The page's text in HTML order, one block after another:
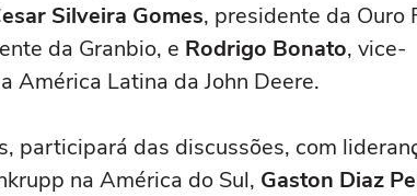
Silveira Gomes, presidente da Ouro
da Granbio, e Rodrigo Bonato, vice-
América Latina da John Deere.
participará das discussões, com
na América do Sul, Gaston Diaz